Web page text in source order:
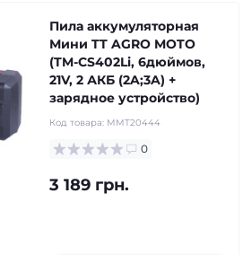
Пила аккумуляторная
Мини TT AGRO MOTO
(TM-CS402Li, 6дюймов,
21V, 2 АКБ (2A;3A) +
зарядное устройство)
Код товара: MMT20444
0
3 189 грн.